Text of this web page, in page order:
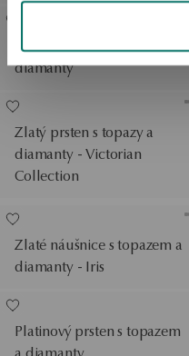
Zlatý prsten s topazem a
diamanty
Zlatý prsten s topazy a
diamanty - Victorian
Collection
Zlaté náušnice s topazem a
diamanty - Iris
Platinový prsten s topazem